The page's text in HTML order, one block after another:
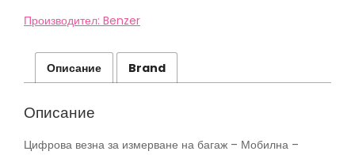
Производител: Benzer
Описание Brand
Описание
Цифрова везна за измерване на багаж – Мобилна –